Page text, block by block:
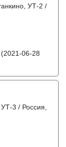
УТ-2 /
(2021-06-28
3 / Россия,